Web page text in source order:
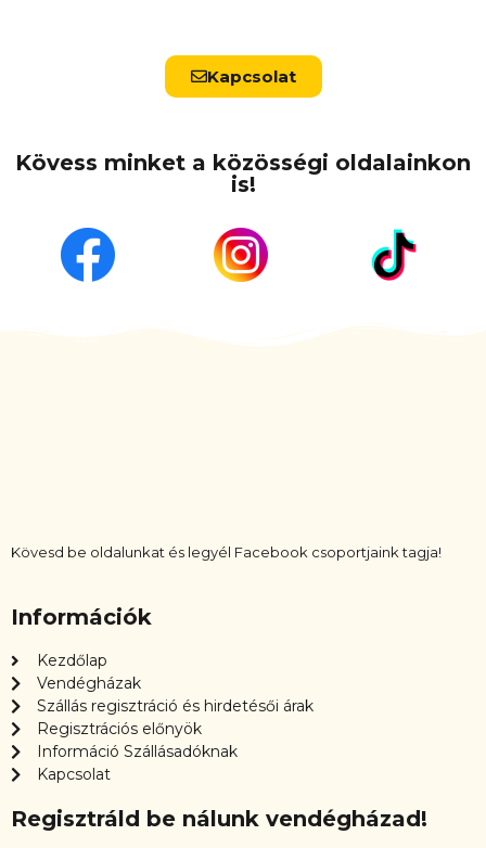
Kapcsolat
Kövess minket a közösségi oldalainkon
is!
Kövesd be oldalunkat és legyél Facebook csoportjaink tagja!
Információk
Kezdőlap
Vendégházak
Szállás regisztráció és hirdetésői árak
Regisztrációs előnyök
Információ Szállásadóknak
Kapcsolat
Regisztráld be nálunk vendégházad!